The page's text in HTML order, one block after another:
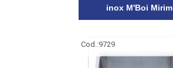
inox M'Boi Mirim
Cod.:9729